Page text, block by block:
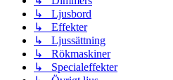
↳ Ljusbord
↳ Effekter
↳ Ljussättning
↳ Rökmaskiner
↳ Specialeffekter